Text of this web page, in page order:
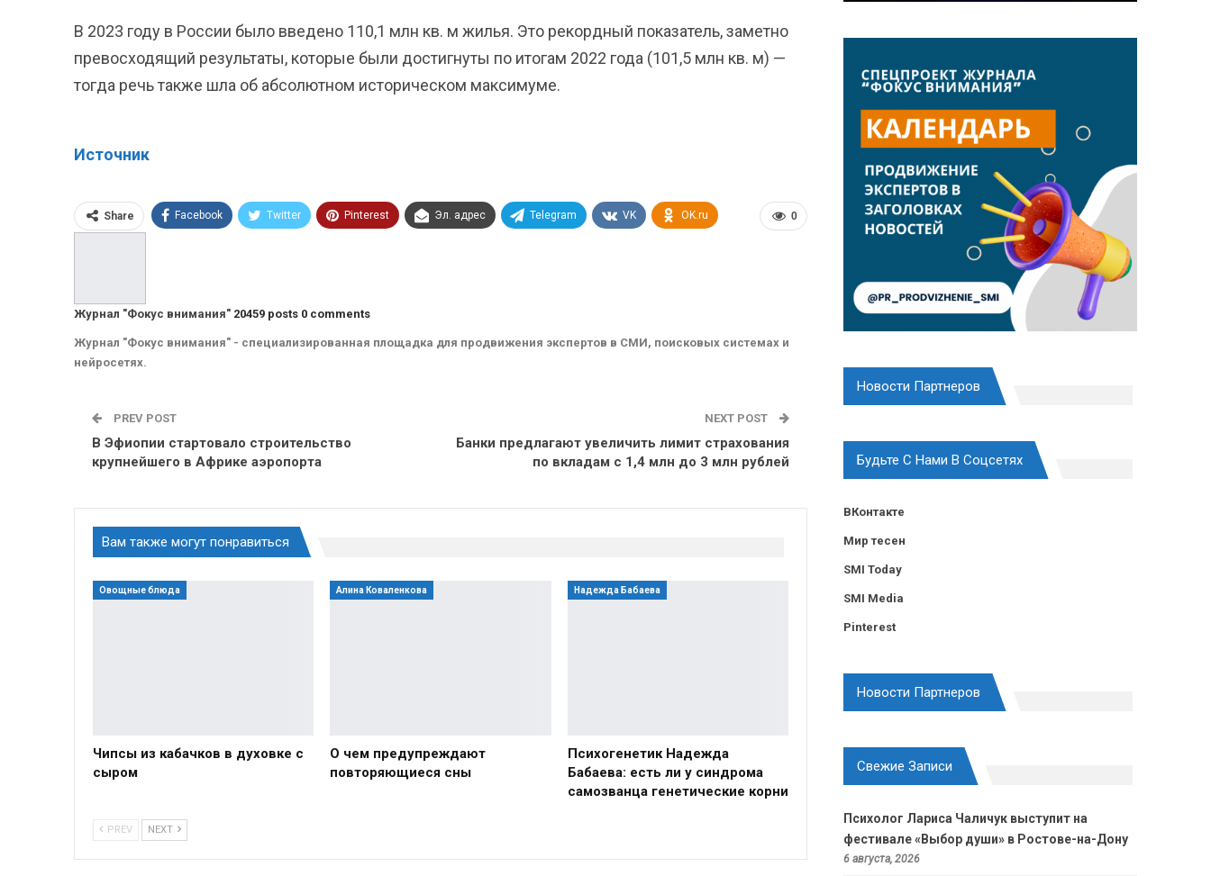
В 2023 году в России было введено 110,1 млн кв. м жилья. Это рекордный показатель, заметно
превосходящий результаты, которые были достигнуты по итогам 2022 года (101,5 млн кв. м) —
тогда речь также шла об абсолютном историческом максимуме.
Источник
0
Share Facebook Twitter Pinterest Эл. адрес Telegram VK OK.ru
Журнал "Фокус внимания" 20459 posts 0 comments
Журнал "Фокус внимания" - специализированная площадка для продвижения экспертов в СМИ, поисковых системах и
нейросетях.
PREV POST
В Эфиопии стартовало строительство
крупнейшего в Африке аэропорта
NEXT POST
Банки предлагают увеличить лимит страхования
по вкладам с 1,4 млн до 3 млн рублей
Вам также могут понравиться
Овощные блюда
Чипсы из кабачков в духовке с
сыром
Алина Коваленкова
О чем предупреждают
повторяющиеся сны
Надежда Бабаева
Психогенетик Надежда
Бабаева: есть ли у синдрома
самозванца генетические корни
PREV NEXT
Новости Партнеров
Будьте С Нами В Соцсетях
ВКонтакте
Мир тесен
SMI Today
SMI Media
Pinterest
Новости Партнеров
Свежие Записи
Психолог Лариса Чаличук выступит на
фестивале «Выбор души» в Ростове-на-Дону
6 августа, 2026